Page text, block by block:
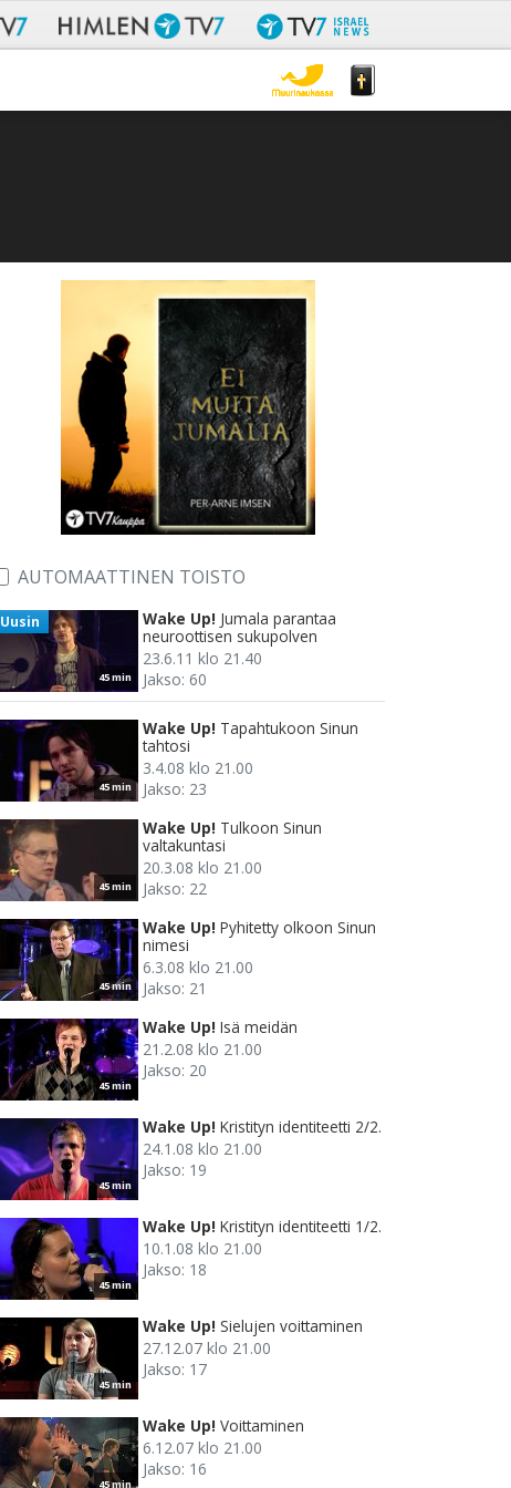
AUTOMAATTINEN TOISTO
45 min
Uusin Wake Up! Jumala parantaa
neuroottisen sukupolven
23.6.11 klo 21.40
Jakso: 60
45 min
Wake Up! Tapahtukoon Sinun
tahtosi
3.4.08 klo 21.00
Jakso: 23
45 min
Wake Up! Tulkoon Sinun
valtakuntasi
20.3.08 klo 21.00
Jakso: 22
45 min
Wake Up! Pyhitetty olkoon Sinun
nimesi
6.3.08 klo 21.00
Jakso: 21
45 min
Wake Up! Isä meidän
21.2.08 klo 21.00
Jakso: 20
45 min
Wake Up! Kristityn identiteetti 2/2.
24.1.08 klo 21.00
Jakso: 19
45 min
Wake Up! Kristityn identiteetti 1/2.
10.1.08 klo 21.00
Jakso: 18
45 min
Wake Up! Sielujen voittaminen
27.12.07 klo 21.00
Jakso: 17
45 min
Wake Up! Voittaminen
6.12.07 klo 21.00
Jakso: 16